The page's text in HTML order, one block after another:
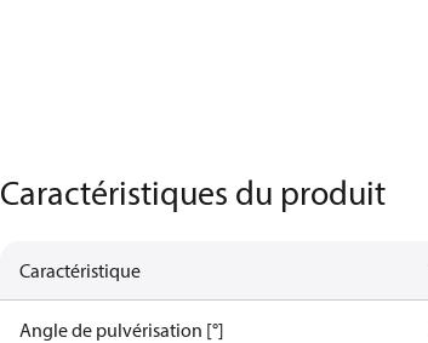
Caractéristiques du produit
Caractéristique
Angle de pulvérisation [°]